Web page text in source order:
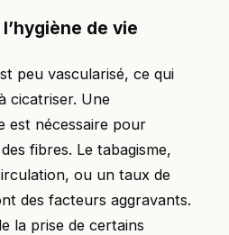
de vie
peu vascularisé, ce qui
cicatriser. Une
est nécessaire pour
fibres. Le tabagisme,
ou un taux de
des facteurs aggravants.
la prise de certains